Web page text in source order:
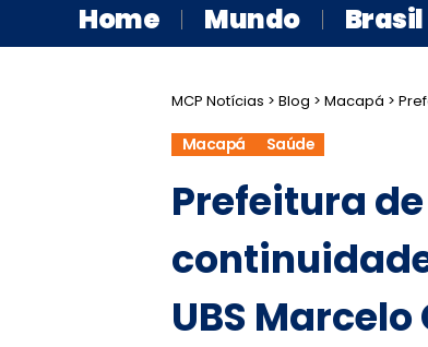
Home Mundo Brasil
MCP Notícias > Blog > Macapá >
Macapá Saúde
Prefeitura
UBS